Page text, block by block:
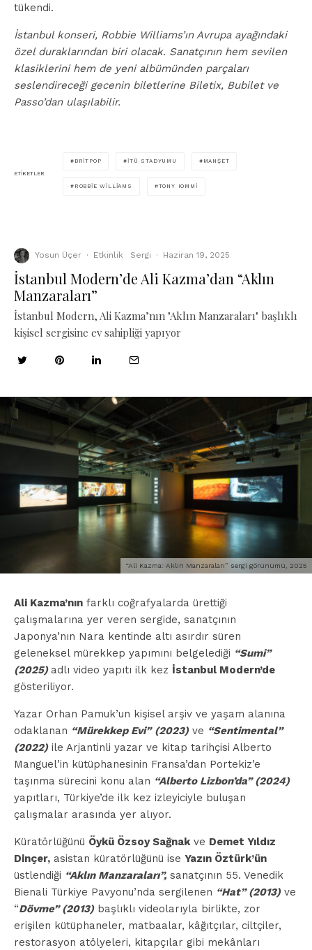
tükendi.
İstanbul konseri, Robbie Williams’ın Avrupa ayağındaki
özel duraklarından biri olacak. Sanatçının hem sevilen
klasiklerini hem de yeni albümünden parçaları
seslendireceği gecenin biletlerine Biletix, Bubilet ve
Passo’dan ulaşılabilir.
ETIKETLER
BRITPOP İTÜ STADYUMU MANŞET
ROBBIE WILLIAMS TONY IOMMI
Yosun Üçer · Etkinlik Sergi · Haziran 19, 2025
İstanbul Modern’de Ali Kazma’dan “Aklın
Manzaraları”
İstanbul Modern, Ali Kazma’nın "Aklın Manzaraları" başlıklı
kişisel sergisine ev sahipliği yapıyor
“Ali Kazma: Aklın Manzaraları” sergi görünümü, 2025
Ali Kazma’nın farklı coğrafyalarda ürettiği
çalışmalarına yer veren sergide, sanatçının
Japonya’nın Nara kentinde altı asırdır süren
geleneksel mürekkep yapımını belgelediği “Sumi”
(2025) adlı video yapıtı ilk kez İstanbul Modern’de
gösteriliyor.
Yazar Orhan Pamuk’un kişisel arşiv ve yaşam alanına
odaklanan “Mürekkep Evi” (2023)ve “Sentimental”
(2022)ile Arjantinli yazar ve kitap tarihçisi Alberto
Manguel’in kütüphanesinin Fransa’dan Portekiz’e
taşınma sürecini konu alan “Alberto Lizbon’da” (2024)
yapıtları, Türkiye’de ilk kez izleyiciyle buluşan
çalışmalar arasında yer alıyor.
Küratörlüğünü Öykü Özsoy Sağnakve Demet Yıldız
Dinçer, asistan küratörlüğünü ise Yazın Öztürk’ün
üstlendiği “Aklın Manzaraları”, sanatçının 55. Venedik
Bienali Türkiye Pavyonu’nda sergilenen “Hat” (2013)ve
“Dövme” (2013)başlıklı videolarıyla birlikte, zor
erişilen kütüphaneler, matbaalar, kâğıtçılar, ciltçiler,
restorasyon atölyeleri, kitapçılar gibi mekânları